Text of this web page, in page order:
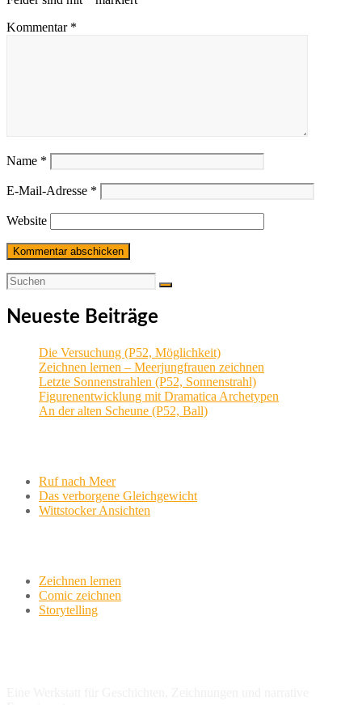
Kommentar *
Name *
E-Mail-Adresse *
Website
Neueste Beiträge
Die Versuchung (P52, Möglichkeit)
Zeichnen lernen – Meerjungfrauen zeichnen
Letzte Sonnenstrahlen (P52, Sonnenstrahl)
Figurenentwicklung mit Dramatica Archetypen
An der alten Scheune (P52, Ball)
Ruf nach Meer
Das verborgene Gleichgewicht
Wittstocker Ansichten
Zeichnen lernen
Comic zeichnen
Storytelling